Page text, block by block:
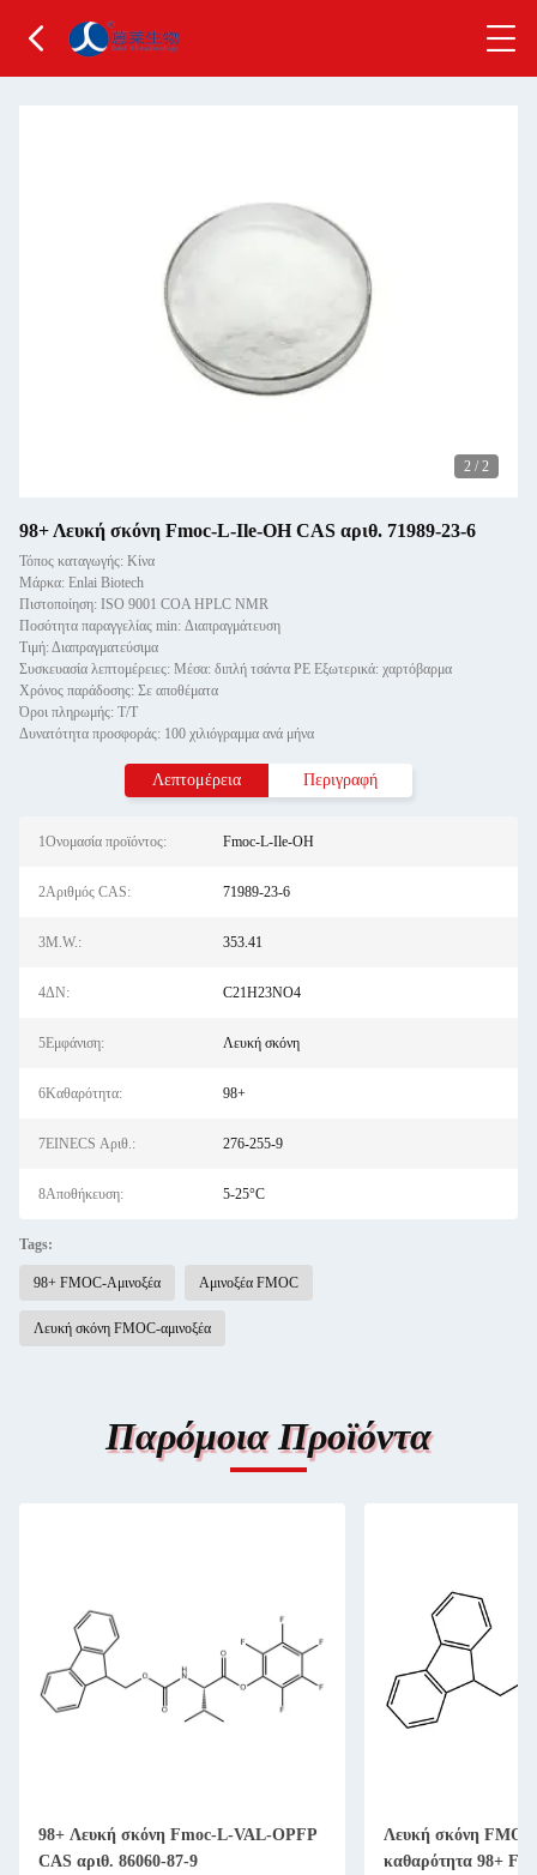
2 / 2
98+ Λευκή σκόνη Fmoc-L-Ile-OH CAS αριθ. 71989-23-6
Τόπος καταγωγής: Κίνα
Μάρκα: Enlai Biotech
Πιστοποίηση: ISO 9001 COA HPLC NMR
Ποσότητα παραγγελίας min: Διαπραγμάτευση
Τιμή: Διαπραγματεύσιμα
Συσκευασία λεπτομέρειες: Μέσα: διπλή τσάντα PE Εξωτερικά: χαρτόβαρμα
Χρόνος παράδοσης: Σε αποθέματα
Όροι πληρωμής: Τ/Τ
Δυνατότητα προσφοράς: 100 χιλιόγραμμα ανά μήνα
Λεπτομέρεια Περιγραφή
1Ονομασία προϊόντος: Fmoc-L-Ile-OH
2Αριθμός CAS: 71989-23-6
3M.W.: 353.41
4ΔΝ: C21H23NO4
5Εμφάνιση: Λευκή σκόνη
6Καθαρότητα: 98+
7EINECS Αριθ.: 276-255-9
8Αποθήκευση: 5-25°C
Tags:
98+ FMOC-Αμινοξέα Αμινοξέα FMOC
Λευκή σκόνη FMOC-αμινοξέα
Παρόμοια Προϊόντα
98+ Λευκή σκόνη Fmoc-L-VAL-OPFP
CAS αριθ. 86060-87-9
Λευκή σκόνη
καθαρότητα 98+